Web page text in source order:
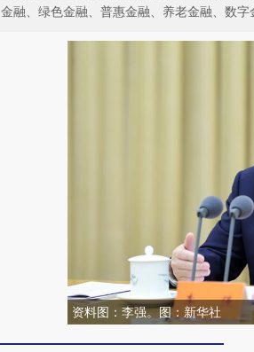
金融、绿色金融、普惠金融、养老金融、数字
资料图：李强。图：新华社